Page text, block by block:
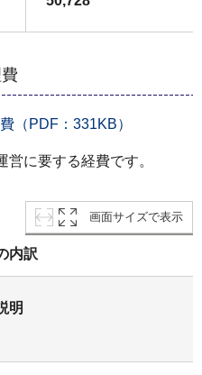
（PDF：331KB）
に要する経費です。
画面サイズで表示
内訳
明